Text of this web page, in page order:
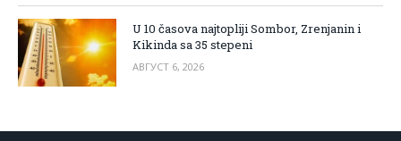
U 10 časova najtopliji Sombor, Zrenjanin i
Kikinda sa 35 stepeni
АВГУСТ 6, 2026